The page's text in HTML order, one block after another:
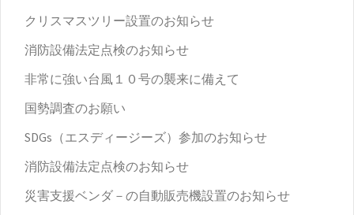
クリスマスツリー設置のお知らせ
消防設備法定点検のお知らせ
非常に強い台風１０号の襲来に備えて
国勢調査のお願い
SDGs（エスディージーズ）参加のお知らせ
消防設備法定点検のお知らせ
災害支援ベンダ－の自動販売機設置のお知らせ